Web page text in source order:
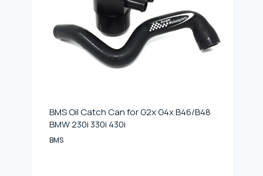
BMS Oil Catch Can for G2x G4x B46/B48
BMW 230i 330i 430i
BMS